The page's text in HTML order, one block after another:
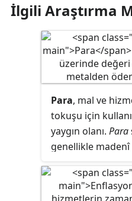
İlgili Araştırma
Para, mal ve
tokuşu için
yaygın olanı. Para
genellikle madenî
ekonomide,
kredi kartları da